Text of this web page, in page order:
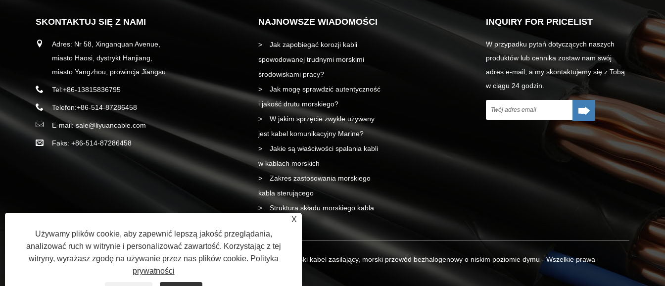
SKONTAKTUJ SIĘ Z NAMI
Adres: Nr 58, Xinganquan Avenue,
miasto Haosi, dystrykt Hanjiang,
miasto Yangzhou, prowincja Jiangsu
Tel:+86-13815836795
Telefon:+86-514-87286458
E-mail:sale@liyuancable.com
Faks: +86-514-87286458
INQUIRY FOR PRICELIST
W przypadku pytań dotyczących naszych
produktów lub cennika zostaw nam swój
adres e-mail, a my skontaktujemy się z Tobą
w ciągu 24 godzin.
NAJNOWSZE WIADOMOŚCI
Jak zapobiegać korozji kabli
spowodowanej trudnymi morskimi
środowiskami pracy?
Jak mogę sprawdzić autentyczność
i jakość drutu morskiego?
W jakim sprzęcie zwykle używany
jest kabel komunikacyjny Marine?
Jakie są właściwości spalania kabli
w kablach morskich
Zakres zastosowania morskiego
kabla sterującego
Struktura składu morskiego kabla
zasilającego
Copyright © 2023 Yangzhou Liyuan Wire & Cable Co., Ltd. - Drut i kabel morski, morski kabel zasilający, morski przewód bezhalogenowy o niskim poziomie dymu - Wszelkie prawa
X
Używamy plików cookie, aby zapewnić lepszą jakość przeglądania,
analizować ruch w witrynie i personalizować zawartość. Korzystając z tej
witryny, wyrażasz zgodę na używanie przez nas plików cookie. Polityka
prywatności